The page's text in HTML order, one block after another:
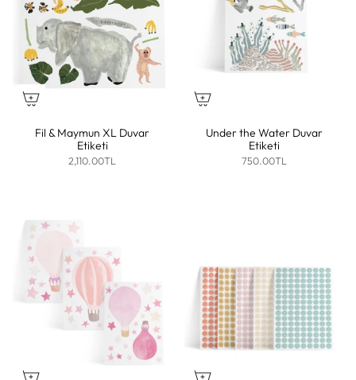
Fil & Maymun XL Duvar
Etiketi
2,110.00TL
Under the Water Duvar
Etiketi
750.00TL